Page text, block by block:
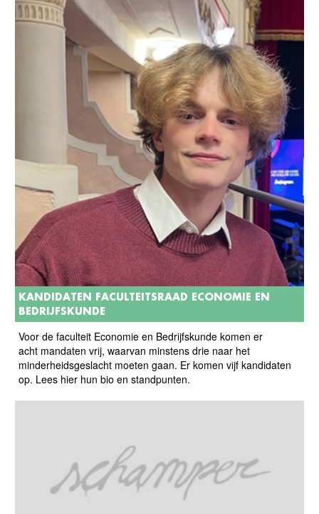
KANDIDATEN FACULTEITSRAAD ECONOMIE EN
BEDRIJFSKUNDE
Voor de faculteit Economie en Bedrijfskunde komen er
acht mandaten vrij, waarvan minstens drie naar het
minderheidsgeslacht moeten gaan. Er komen vijf kandidaten
op. Lees hier hun bio en standpunten.